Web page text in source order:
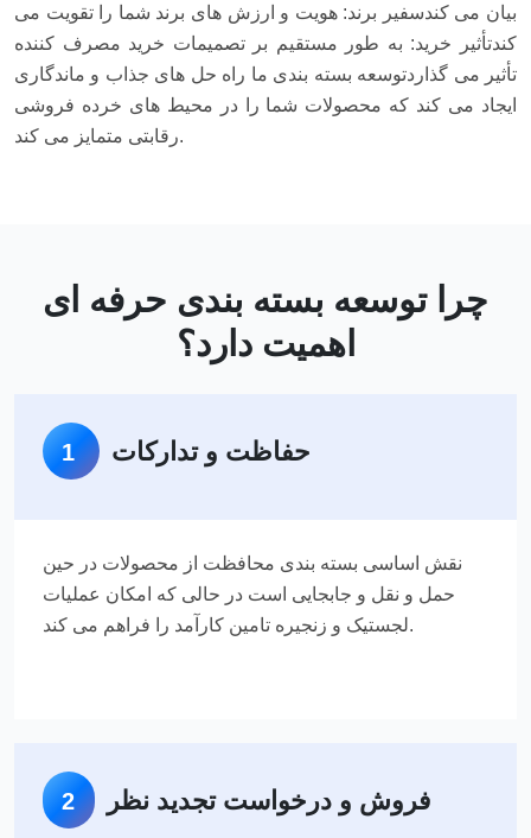
بیان می کندسفیر برند: هویت و ارزش های برند شما را تقویت می
کندتأثیر خرید: به طور مستقیم بر تصمیمات خرید مصرف کننده
تأثیر می گذاردتوسعه بسته بندی ما راه حل های جذاب و ماندگاری
ایجاد می کند که محصولات شما را در محیط های خرده فروشی
رقابتی متمایز می کند.
چرا توسعه بسته بندی حرفه ای
اهمیت دارد؟
1 حفاظت و تدارکات
نقش اساسی بسته بندی محافظت از محصولات در حین
حمل و نقل و جابجایی است در حالی که امکان عملیات
لجستیک و زنجیره تامین کارآمد را فراهم می کند.
2 فروش و درخواست تجدید نظر